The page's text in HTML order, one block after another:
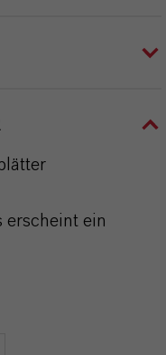
erscheint ein